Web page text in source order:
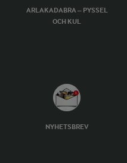
ARLAKADABRA – PYSSEL
OCH KUL
NYHETSBREV